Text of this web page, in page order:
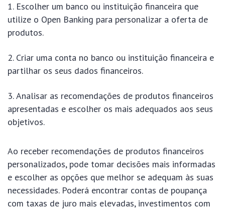
Escolher um banco ou instituição financeira que
utilize o Open Banking para personalizar a oferta de
produtos.
Criar uma conta no banco ou instituição financeira e
partilhar os seus dados financeiros.
Analisar as recomendações de produtos financeiros
apresentadas e escolher os mais adequados aos seus
objetivos.
Ao receber recomendações de produtos financeiros
personalizados, pode tomar decisões mais informadas
e escolher as opções que melhor se adequam às suas
necessidades. Poderá encontrar contas de poupança
com taxas de juro mais elevadas, investimentos com